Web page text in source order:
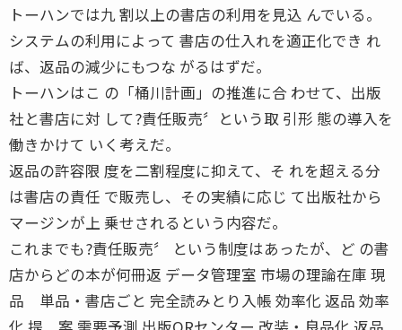
トーハンでは九 割以上の書店の利用を見込 んでいる。
システムの利用によって 書店の仕入れを適正化でき れ
ば、返品の減少にもつな がるはずだ。
トーハンはこ の「桶川計画」の推進に合 わせて、出版
社と書店に対 して?責任販売〞という取 引形 態の導入を
働きかけて いく考えだ。
返品の許容限 度を二割程度に抑えて、そ れを超える分
は書店の責任 で販売し、その実績に応じ て出版社から
マージンが上 乗せされるという内容だ。
これまでも?責任販売〞 という制度はあったが、ど の書
店からどの本が何冊返 データ管理室 市場の理論在庫 現
品 単品・書店ごと 完全読みとり入帳 効率化 返品 効率